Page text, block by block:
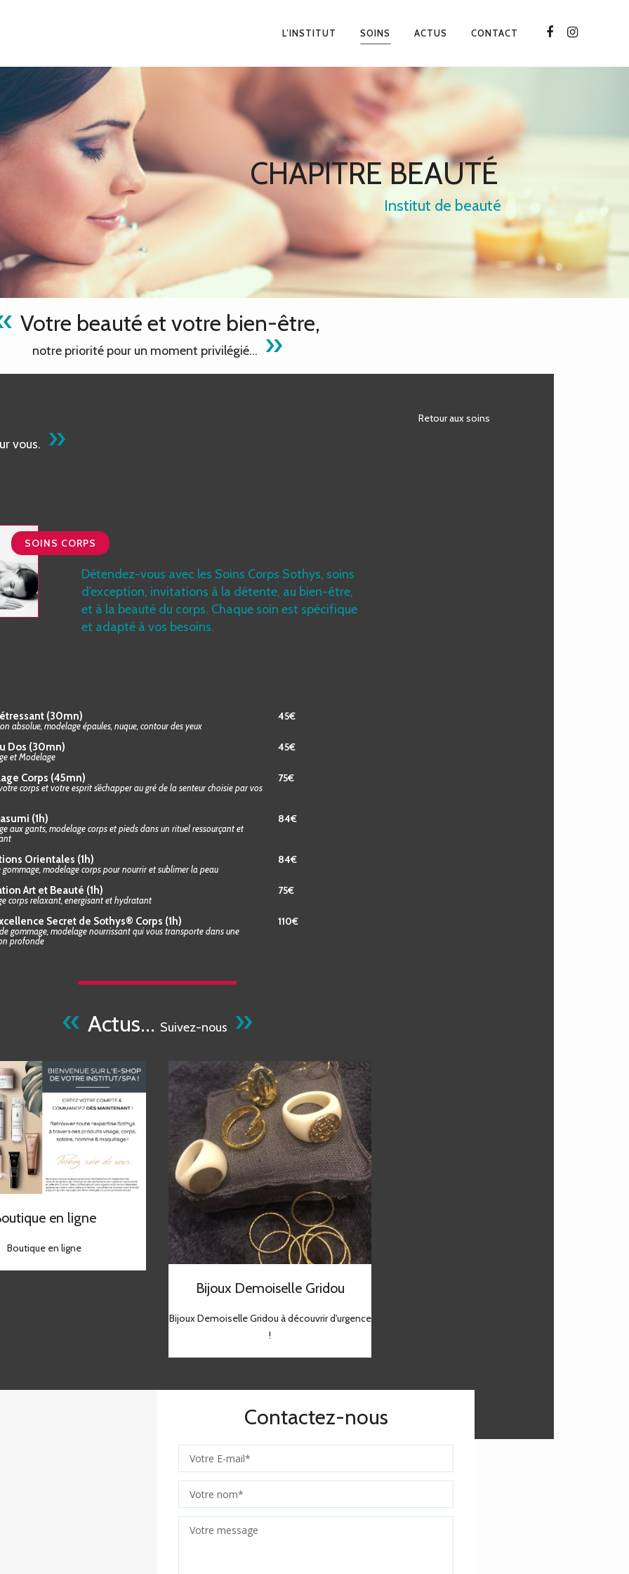
L’INSTITUT SOINS ACTUS CONTACT
CHAPITREBEAUTÉ
Institut de beauté
Votre beauté et votre bien-être,
notre priorité pour un moment privilégié…»
vous. »
Retour aux soins
SOINS CORPS
Détendez-vous avec les Soins Corps Sothys, soins
d’exception, invitations à la détente, au bien-être,
et à la beauté du corps. Chaque soin est spécifique
et adapté à vos besoins.
(30mn)
absolue, modelage épaules, nuque, contour des yeux
45€
Dos (30mn)
et Modelage
45€
Corps (45mn)
corps et votre esprit s’échapper au gré de la senteur choisie par vos
75€
(1h)
aux gants, modelage corps et pieds dans un rituel ressourçant et
84€
Orientales (1h)
modelage corps pour nourrir et sublimer la peau
84€
Art et Beauté (1h)
corps relaxant, energisant et hydratant
75€
Secret de Sothys® Corps (1h)
gommage, modelage nourrissant qui vous transporte dans une
profonde
110€
« Actus… Suivez-nous »
en ligne
Boutique en ligne
Bijoux Demoiselle Gridou
Bijoux Demoiselle Gridou à découvrir d'urgence
!
Contactez-nous